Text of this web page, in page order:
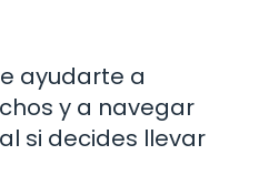
ayudarte a
y a navegar
si decides llevar